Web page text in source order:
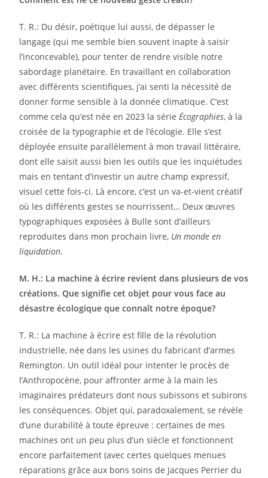
T. R.: Du désir, poétique lui aussi, de dépasser le
langage (qui me semble bien souvent inapte à saisir
l’inconcevable), pour tenter de rendre visible notre
sabordage planétaire. En travaillant en collaboration
avec différents scientifiques, j’ai senti la nécessité de
donner forme sensible à la donnée climatique. C’est
comme cela qu’est née en 2023 la sérieÉcographies, à la
croisée de la typographie et de l’écologie. Elle s’est
déployée ensuite parallèlement à mon travail littéraire,
dont elle saisit aussi bien les outils que les inquiétudes
mais en tentant d’investir un autre champ expressif,
visuel cette fois-ci. Là encore, c’est un va-et-vient créatif
où les différents gestes se nourrissent… Deux œuvres
typographiques exposées à Bulle sont d’ailleurs
reproduites dans mon prochain livre, Un monde en
liquidation.
M. H.: La machine à écrire revient dans plusieurs de vos
créations. Que signifie cet objet pour vous face au
désastre écologique que connaît notre époque?
T. R.: La machine à écrire est fille de la révolution
industrielle, née dans les usines du fabricant d’armes
Remington. Un outil idéal pour intenter le procès de
l’Anthropocène, pour affronter arme à la main les
imaginaires prédateurs dont nous subissons et subirons
les conséquences. Objet qui, paradoxalement, se révèle
d’une durabilité à toute épreuve : certaines de mes
machines ont un peu plus d’un siècle et fonctionnent
encore parfaitement (avec certes quelques menues
réparations grâce aux bons soins de Jacques Perrier du